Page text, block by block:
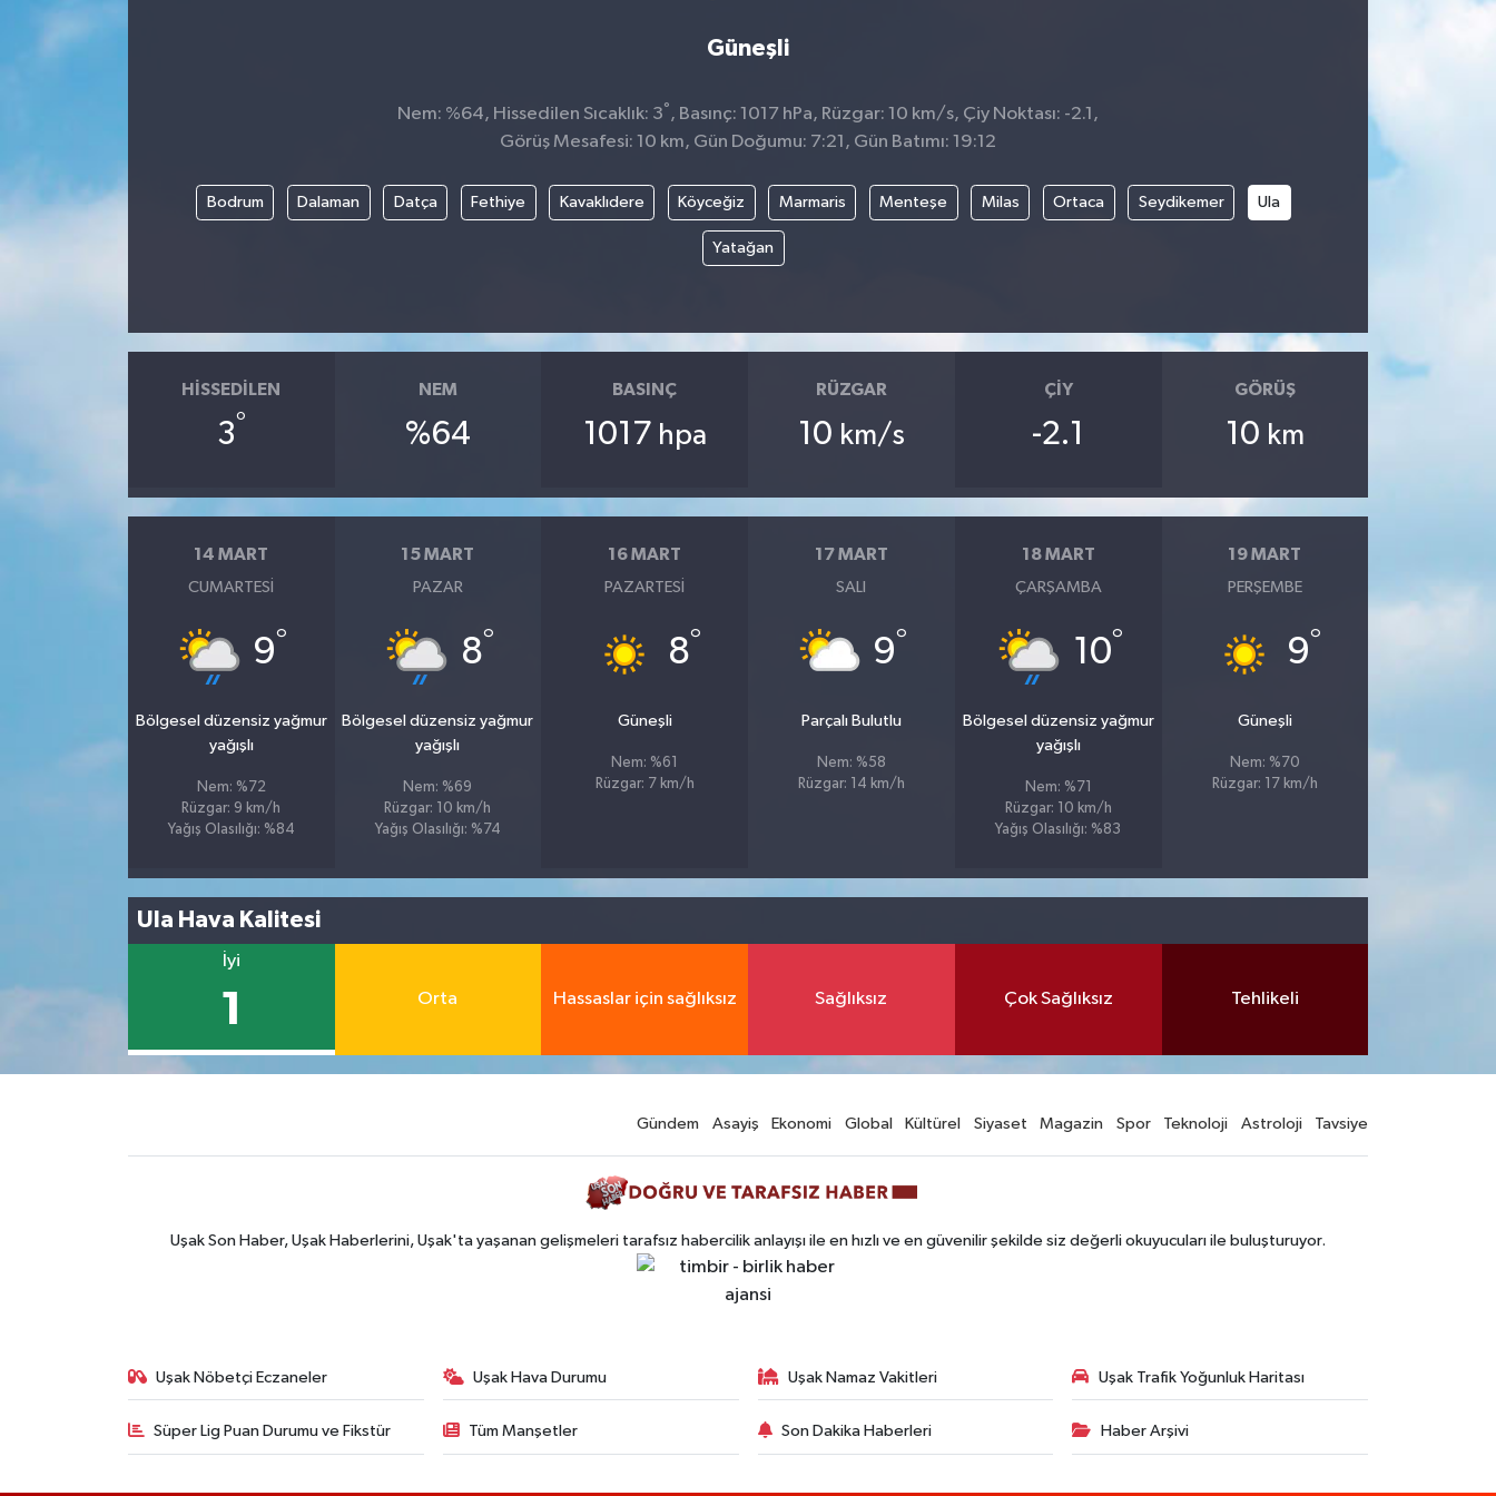
Güneşli
Nem: %64, Hissedilen Sıcaklık: 3° , Basınç: 1017 hPa, Rüzgar: 10 km/s, Çiy Noktası: -2.1,
Görüş Mesafesi: 10 km, Gün Doğumu: 7:21, Gün Batımı: 19:12
Bodrum Dalaman Datça Fethiye Kavaklıdere Köyceğiz Marmaris Menteşe Milas Ortaca Seydikemer Ula
Yatağan
HISSEDILEN
3°
NEM
%64
BASINÇ
1017 hpa
RÜZGAR
10 km/s
ÇIY
-2.1
GÖRÜŞ
10 km
14 MART
CUMARTESI
9°
Bölgesel düzensiz yağmur
yağışlı
Nem: %72
Rüzgar: 9 km/h
Yağış Olasılığı: %84
15 MART
PAZAR
8°
Bölgesel düzensiz yağmur
yağışlı
Nem: %69
Rüzgar: 10 km/h
Yağış Olasılığı: %74
16 MART
PAZARTESI
8°
Güneşli
Nem: %61
Rüzgar: 7 km/h
17 MART
SALI
9°
Parçalı Bulutlu
Nem: %58
Rüzgar: 14 km/h
18 MART
ÇARŞAMBA
10°
Bölgesel düzensiz yağmur
yağışlı
Nem: %71
Rüzgar: 10 km/h
Yağış Olasılığı: %83
19 MART
PERŞEMBE
9°
Güneşli
Nem: %70
Rüzgar: 17 km/h
Ula Hava Kalitesi
İyi
1 Orta Hassaslar için sağlıksız Sağlıksız Çok Sağlıksız Tehlikeli
Gündem Asayiş Ekonomi Global Kültürel Siyaset Magazin Spor Teknoloji Astroloji Tavsiye
Uşak Son Haber, Uşak Haberlerini, Uşak'ta yaşanan gelişmeleri tarafsız habercilik anlayışı ile en hızlı ve en güvenilir şekilde siz değerli okuyucuları ile buluşturuyor.
Uşak Nöbetçi Eczaneler Uşak Hava Durumu Uşak Namaz Vakitleri Uşak Trafik Yoğunluk Haritası
Süper Lig Puan Durumu ve Fikstür Tüm Manşetler Son Dakika Haberleri Haber Arşivi